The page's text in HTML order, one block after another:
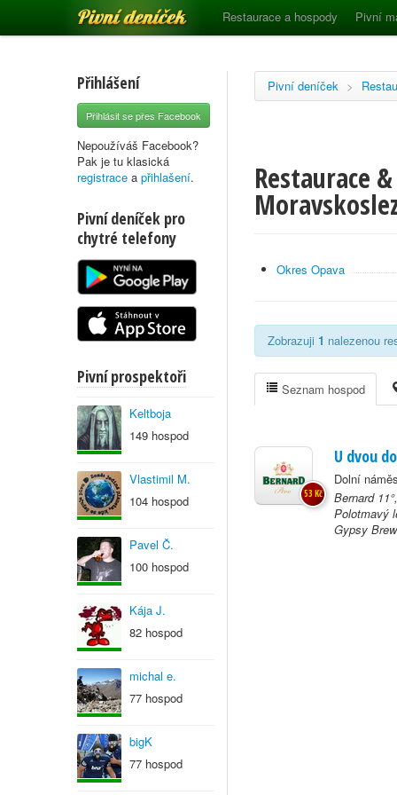
Pivní deníček Restaurace a hospody Pivní
Přihlášení
Přihlásit se přes Facebook
Nepoužíváš Facebook?
Pak je tu klasická
registrace a přihlašení.
Pivní deníček pro
chytré telefony
Pivní prospektoři
Keltboja
149 hospod
Vlastimil M.
104 hospod
Pavel Č.
100 hospod
Kája J.
82 hospod
michal e.
77 hospod
bigK
77 hospod
Pivní deníček >
Restaurace
Okres Opava
Zobrazuji 1 nalezenou
Seznam hospod
U dvou
Dolní
Bernard
Polotmavý
Gypsy
53 Kč